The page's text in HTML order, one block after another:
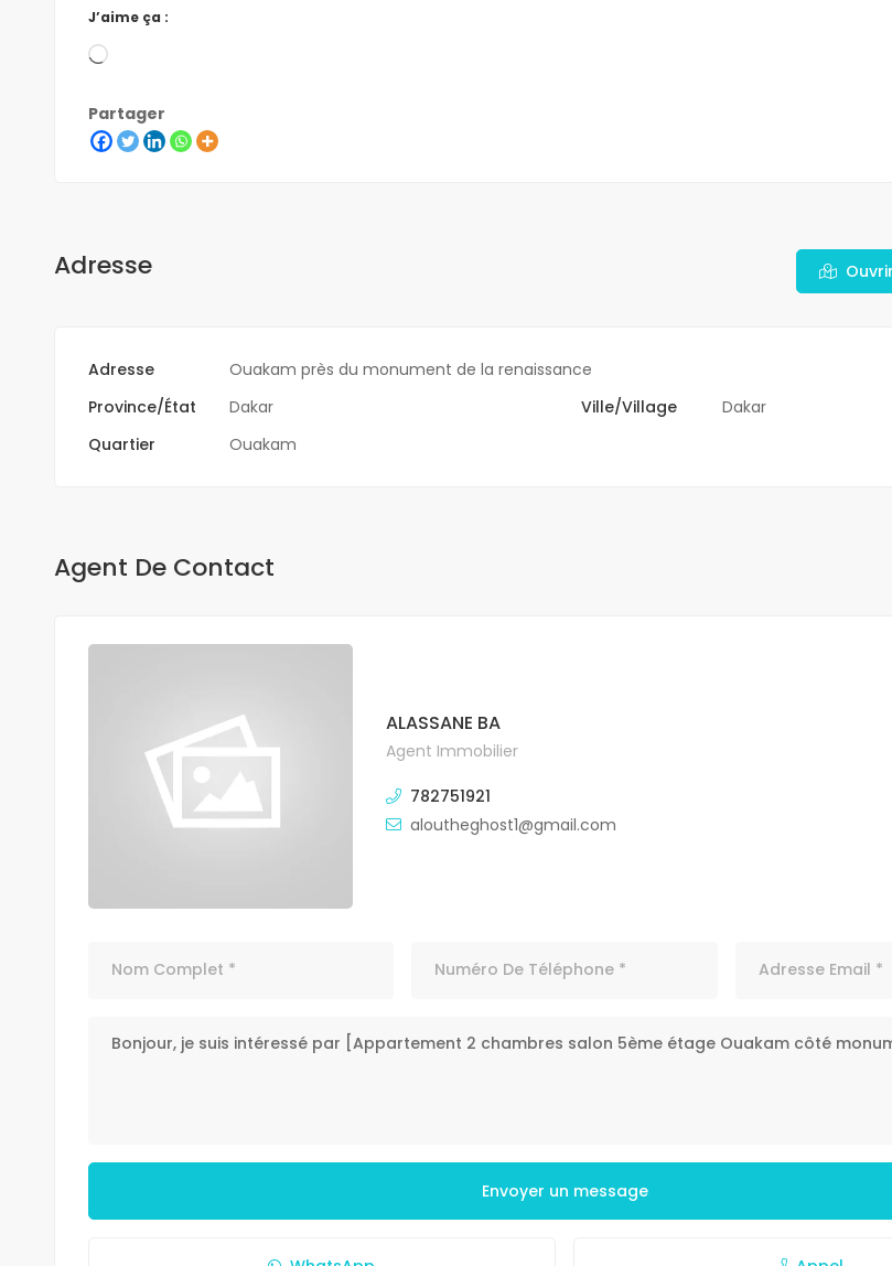
J’aime ça :
Partager
Adresse
Adresse
Ouakam près du monument de la renaissance
Province/État
Dakar Ville/Village
Dakar
Quartier
Ouakam
Agent De Contact
ALASSANE BA
Agent Immobilier
782751921
aloutheghost1@gmail.com
Envoyer un message